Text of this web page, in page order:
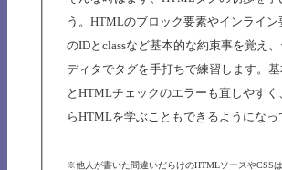
う。HTMLのブロック要素やインライン
のIDとclassなど基本的な約束事を覚え
ディタでタグを手打ちで練習します。
とHTMLチェックのエラーも直しやすく
らHTMLを学ぶこともできるようになっ
※他人が書いた間違いだらけのHTMLソースやCSS